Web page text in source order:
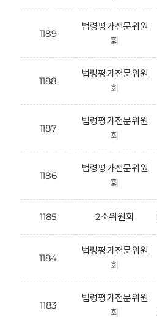
1189
법령평가전문위원
회
1188
법령평가전문위원
회
1187
법령평가전문위원
회
1186
법령평가전문위원
회
1185 2소위원회
1184
법령평가전문위원
회
1183
법령평가전문위원
회